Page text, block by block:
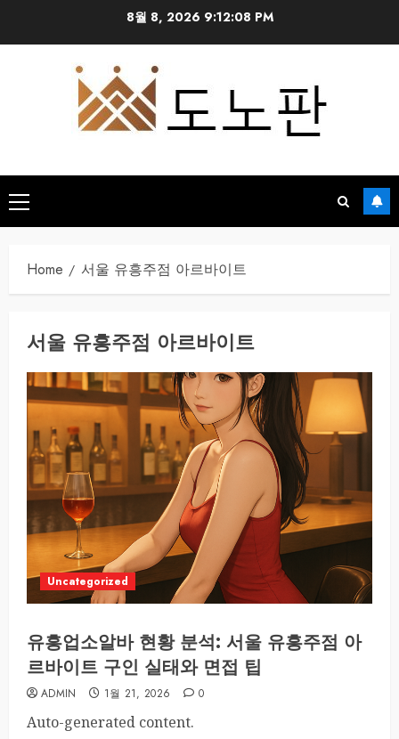
8월 8, 2026 9:12:08 PM
Primary
Menu
Home 서울 유흥주점 아르바이트
서울 유흥주점 아르바이트
Uncategorized
유흥업소알바 현황 분석: 서울 유흥주점 아
르바이트 구인 실태와 면접 팁
ADMIN 1월 21, 2026 0
Auto-generated content.